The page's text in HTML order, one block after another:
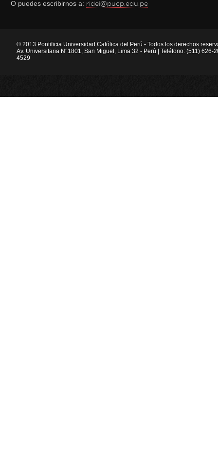
O puedes escribirnos a: ridei@pucp.edu.pe
© 2013 Pontificia Universidad Católica del Perú - Todos los derechos
Av. Universitaria N°1801, San Miguel, Lima 32 - Perú | Teléfono: (511) 626-
4529